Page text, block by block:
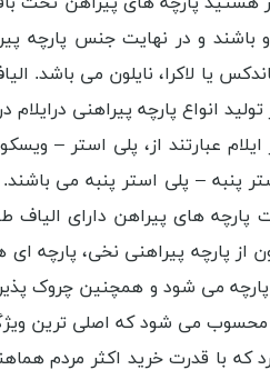
و در نهایت جنس پارچه
یا لاکرا، نایلون می باشد.
انواع پارچه پیراهنی
عبارتند از، پلی استر –
پنبه – پلی استر پنبه می
پارچه های پیراهن دارای
از پارچه پیراهنی نخی، پارچه
می شود و همچنین چروک
می شود که اصلی ترین
که با قدرت خرید اکثر مردم